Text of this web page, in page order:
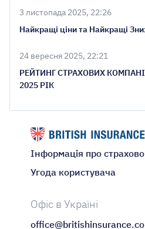
3 листопада 2025, 22:26
Найкращі ціни та Найкращі
24 вересня 2025, 22:21
РЕЙТИНГ СТРАХОВИХ
2025 РІК
Інформація про
Угода користувача
Офіс в Україні